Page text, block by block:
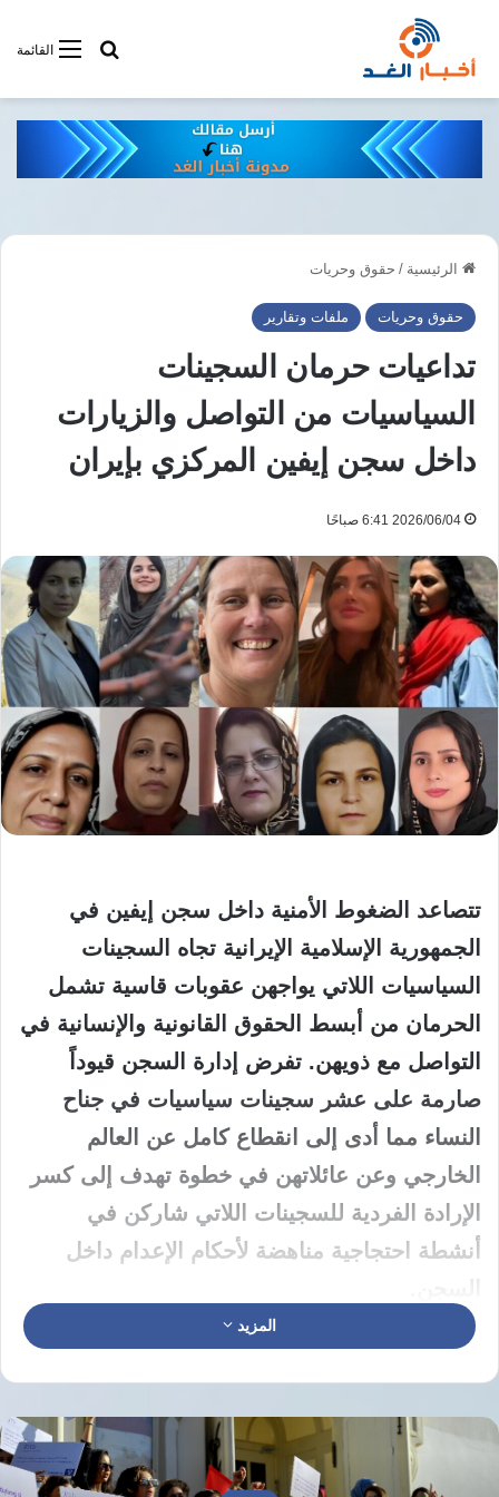
القائمةأبحت فى
الرئيسية / حقوق وحريات
حقوق وحريات ملفات وتقارير
تداعيات حرمان السجينات
السياسيات من التواصل والزيارات
داخل سجن إيفين المركزي بإيران
2026/06/04 6:41 صباحًا
تتصاعد الضغوط الأمنية داخل سجن إيفين في
الجمهورية الإسلامية الإيرانية تجاه السجينات
السياسيات اللاتي يواجهن عقوبات قاسية تشمل
الحرمان من أبسط الحقوق القانونية والإنسانية في
التواصل مع ذويهن. تفرض إدارة السجن قيوداً
صارمة على عشر سجينات سياسيات في جناح
النساء مما أدى إلى انقطاع كامل عن العالم
الخارجي وعن عائلاتهن في خطوة تهدف إلى كسر
الإرادة الفردية للسجينات اللاتي شاركن في
أنشطة احتجاجية مناهضة لأحكام الإعدام داخل
تشمل قائمة السجينات المحرومات من حقوقهن
إلهه فولادي وفروغ تقي بور وسكينة بروانه وشيوا
إسماعيلي وزهرة صفائي وكُلرخ إيرائي ومرضية
فارسي ووريشة مرادي اللاتي يعانين من عزلة
المزيد